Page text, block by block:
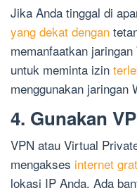
Jika Anda tinggal di
yang dekat dengan
memanfaatkan
untuk meminta izin
menggunakan jaringan
4. Gunakan
VPN atau Virtual
mengakses internet
lokasi IP Anda. Ada